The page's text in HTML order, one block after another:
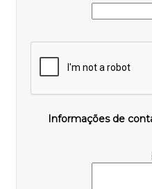
Informações de